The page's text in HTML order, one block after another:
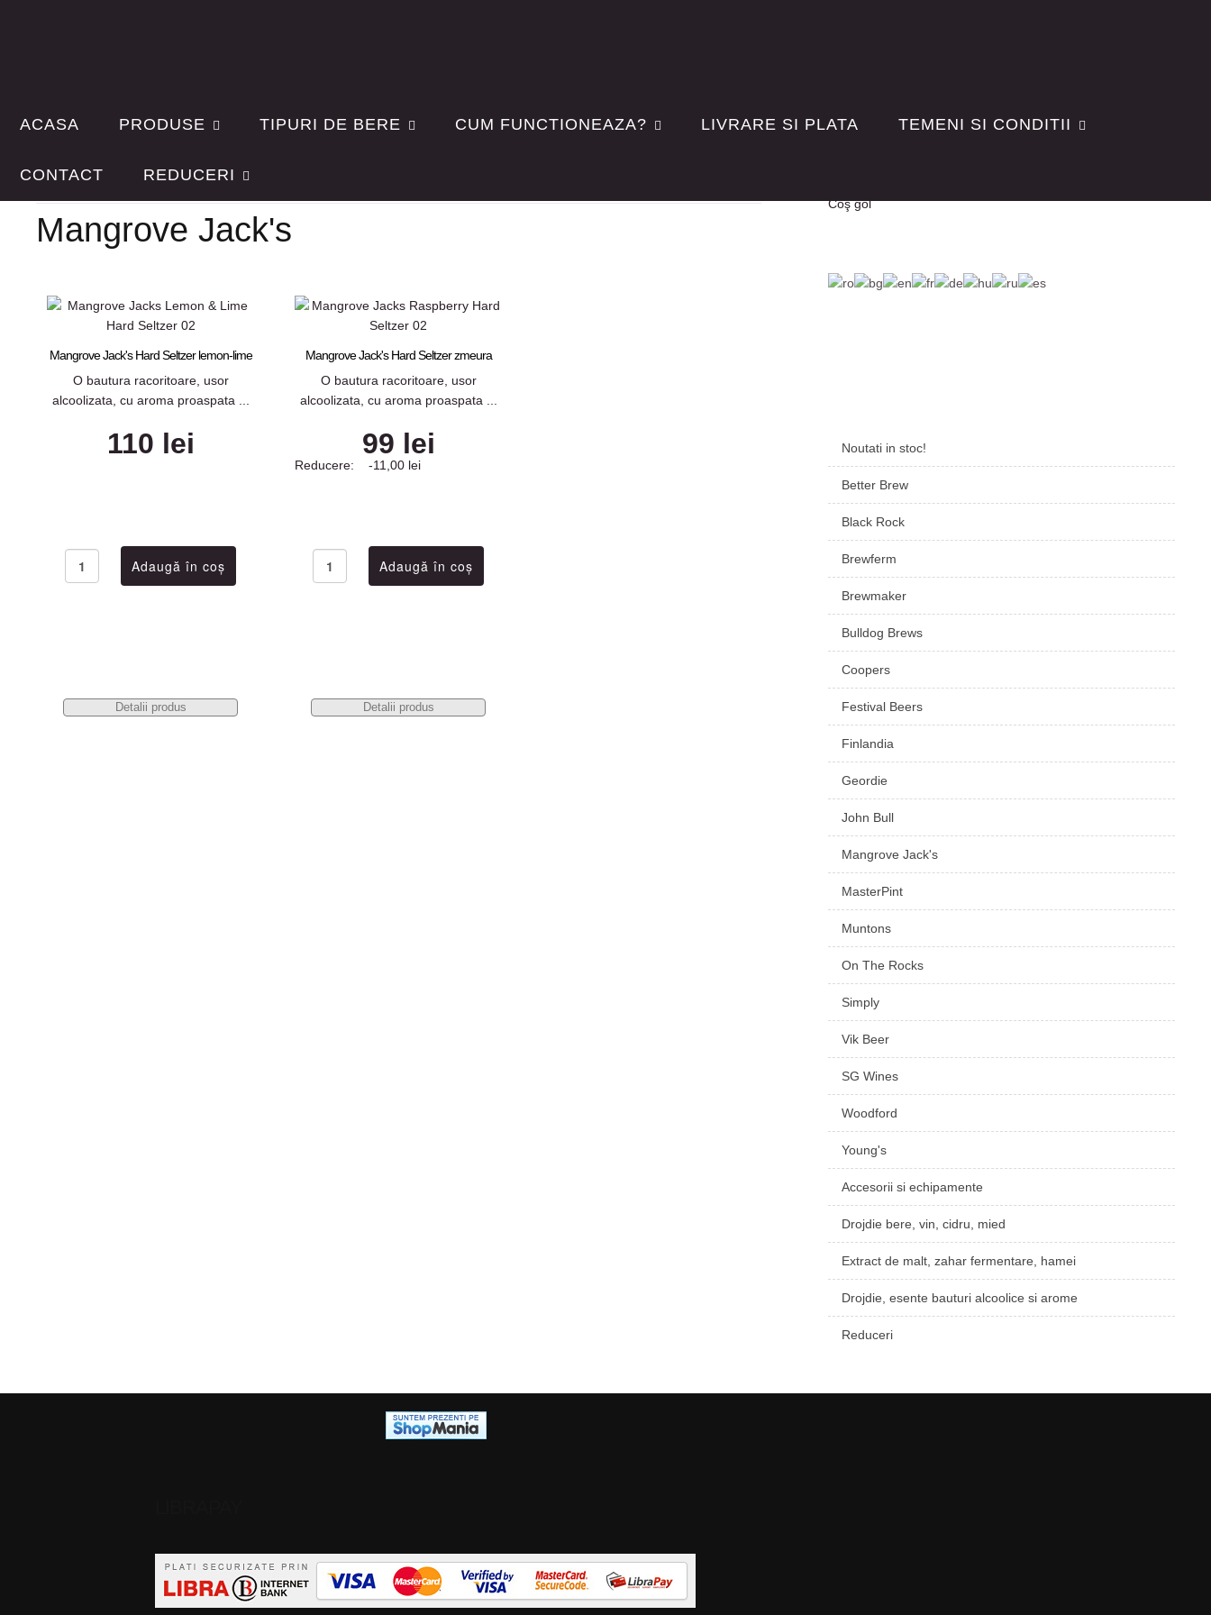
ACASA PRODUSE TIPURI DE BERE CUM FUNCTIONEAZA? LIVRARE SI PLATA TEMENI SI CONDITII
CONTACT REDUCERI
Denumirea produsului +/-
Mangrove Jack's
Mangrove Jack's
Mangrove Jack's Hard Seltzer lemon-lime
O bautura racoritoare, usor
alcoolizata, cu aroma proaspata ...
110 lei
Detalii produs
Mangrove Jack's Hard Seltzer zmeura
O bautura racoritoare, usor
alcoolizata, cu aroma proaspata ...
99 lei
Reducere: -11,00 lei
Detalii produs
Coş gol
Noutati in stoc!
Better Brew
Black Rock
Brewferm
Brewmaker
Bulldog Brews
Coopers
Festival Beers
Finlandia
Geordie
John Bull
Mangrove Jack's
MasterPint
Muntons
On The Rocks
Simply
Vik Beer
SG Wines
Woodford
Young's
Accesorii si echipamente
Drojdie bere, vin, cidru, mied
Extract de malt, zahar fermentare, hamei
Drojdie, esente bauturi alcoolice si arome
Reduceri